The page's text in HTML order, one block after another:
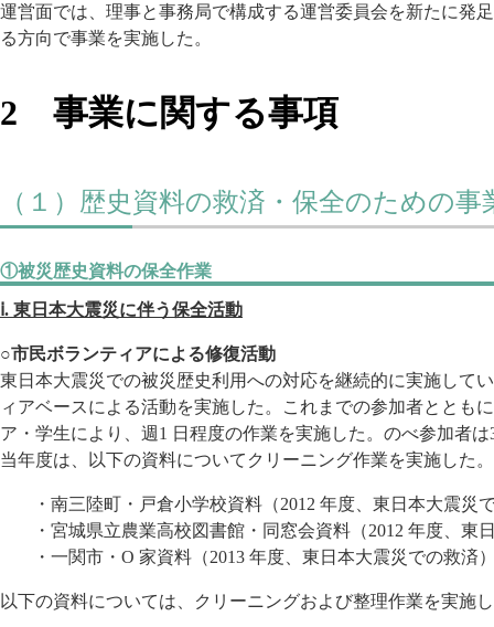
運営面では、理事と事務局で構成する運営委員会を新たに発
る方向で事業を実施した。
2 事業に関する事項
（１）歴史資料の救済・保全のための事
①被災歴史資料の保全作業
ⅰ. 東日本大震災に伴う保全活動
○市民ボランティアによる修復活動
東日本大震災での被災歴史利用への対応を継続的に実施して
ィアベースによる活動を実施した。これまでの参加者ととも
ア・学生により、週1 日程度の作業を実施した。のべ参加者は
当年度は、以下の資料についてクリーニング作業を実施した。
・南三陸町・戸倉小学校資料（2012 年度、東日本大震災
・宮城県立農業高校図書館・同窓会資料（2012 年度、東
・一関市・O 家資料（2013 年度、東日本大震災での救済
以下の資料については、クリーニングおよび整理作業を実施